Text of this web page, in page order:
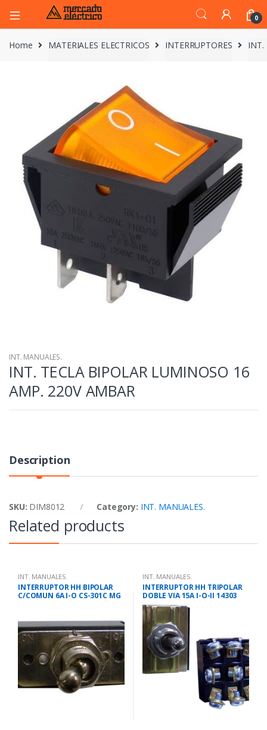
0
Home MATERIALES ELECTRICOS INTERRUPTORES INT.
INT. MANUALES.
INT. TECLA BIPOLAR LUMINOSO 16
AMP. 220V AMBAR
Description
SKU: DIM8012 Category: INT. MANUALES.
Related products
INT. MANUALES.
INTERRUPTOR HH BIPOLAR
C/COMUN 6A I-O CS-301C MG
INT. MANUALES.
INTERRUPTOR HH TRIPOLAR
DOBLE VIA 15A I-O-II 14303
MG 345020